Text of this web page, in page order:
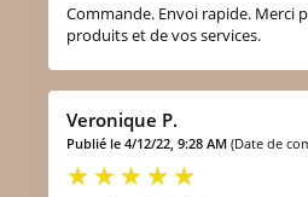
Commande. Envoi rapide. Merci
produits et de vos services.
Veronique P.
Publié le 4/12/22, 9:28 AM (Date de